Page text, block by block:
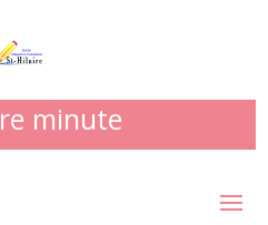
minute